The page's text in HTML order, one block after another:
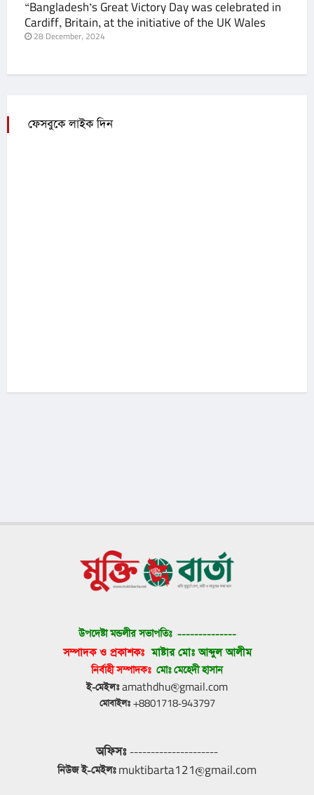
“Bangladesh’s Great Victory Day was celebrated in
Cardiff, Britain, at the initiative of the UK Wales
Awami League and Jubo League,
28 December, 2024
ফেসবুকে লাইক দিন
উপদেষ্টা মন্ডলীর সভাপতিঃ --------------
সম্পাদক ও প্রকাশকঃ মাষ্টার মোঃ আব্দুল আলীম
নির্বাহী সম্পাদকঃ মোঃ মেহেদী হাসান
ই-মেইলঃ amathdhu@gmail.com
মোবাইলঃ +8801718-943797
অফিসঃ ---------------------
নিউজ ই-মেইলঃ muktibarta121@gmail.com